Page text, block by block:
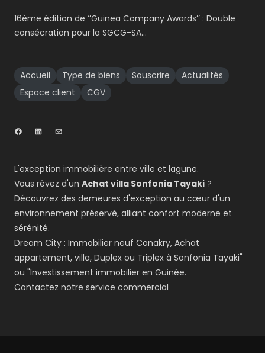
16ème édition de ‘’Guinea Company Awards’’ : Double
consécration pour la SGCG-SA…
Accueil Type de biens Souscrire
Actualités
Espace client
CGV
L'exception immobilière entre ville et lagune.
Vous rêvez d'un Achat villa Sonfonia Tayaki ?
Découvrez des demeures d'exception au cœur d'un
environnement préservé, alliant confort moderne et
sérénité.
Dream City : Immobilier neuf Conakry, Achat
appartement, villa, Duplex ou Triplex à Sonfonia Tayaki"
ou "Investissement immobilier en Guinée.
Contactez notre service commercial